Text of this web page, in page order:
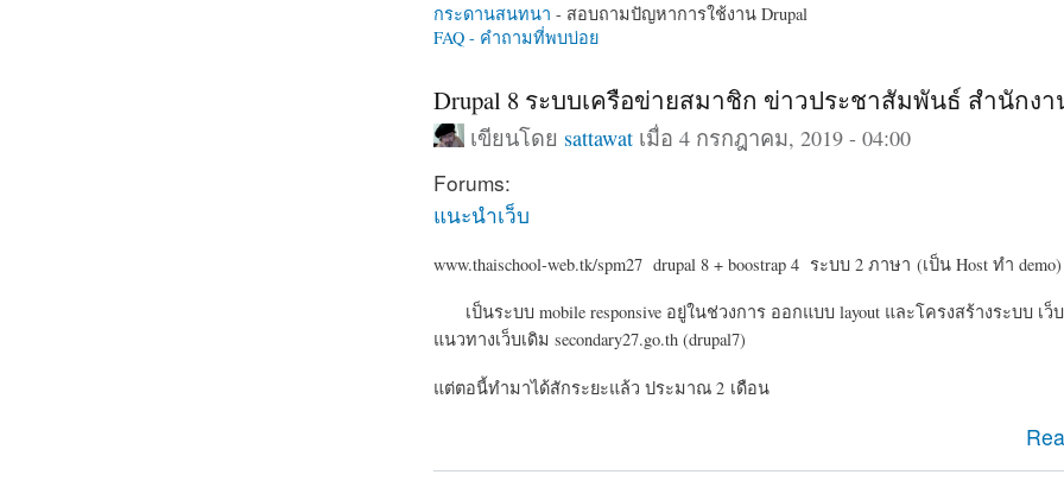
กระดานสนทนา - สอบถามปัญหาการใช้งาน Drupal
FAQ - คำถามที่พบบ่อย
Drupal 8 ระบบเครือข่ายสมาชิก ข่าวประชาสัมพันธ์ สำนักงา
เขียนโดย sattawatเมื่อ 4 กรกฎาคม, 2019 - 04:00
Forums:
แนะนำเว็บ
www.thaischool-web.tk/spm27 drupal 8 + boostrap 4 ระบบ 2 ภาษา (เป็น Host ทำ demo)
เป็นระบบ mobile responsive อยู่ในช่วงการ ออกแบบ layout และโครงสร้างระบบ เ
แนวทางเว็บเดิม secondary27.go.th (drupal7)
แต่ตอนี้ทำมาได้สักระยะแล้ว ประมาณ 2 เดือน
about Drupal 8 ระบบเครือข่ายสมาชิก ข่าวประชาสัมพันธ์ สำนักงานเขต